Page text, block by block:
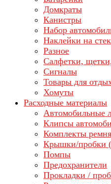
Домкраты
Канистры
Набор
Наклейки на
Разное
Салфетки,
Сигналы
Товары для
Хомуты
Расходные материалы
Автомобильные
Клипсы
Комплекты
Крышки/пробки
Помпы
Предохранители
Прокладки /